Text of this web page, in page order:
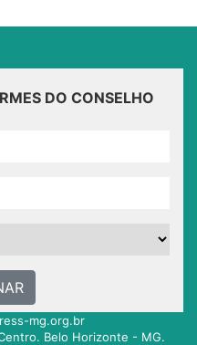
DO CONSELHO
mg.org.br
Belo Horizonte - MG.